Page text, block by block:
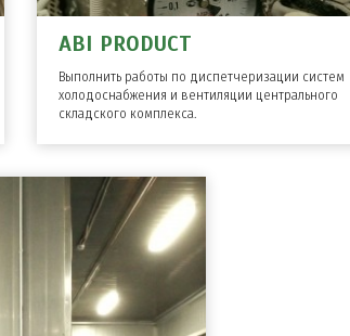
ABI PRODUCT
Выполнить работы по диспетчеризации систем
холодоснабжения и вентиляции центрального
складского комплекса.